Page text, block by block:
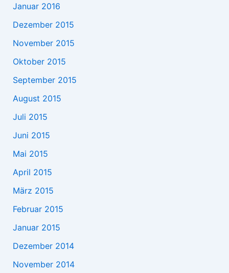
Januar 2016
Dezember 2015
November 2015
Oktober 2015
September 2015
August 2015
Juli 2015
Juni 2015
Mai 2015
April 2015
März 2015
Februar 2015
Januar 2015
Dezember 2014
November 2014